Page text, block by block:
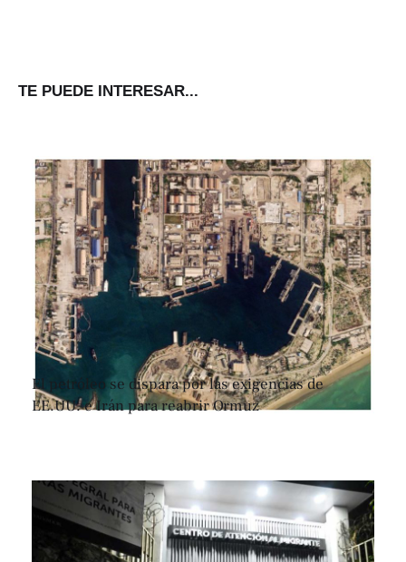
TE PUEDE INTERESAR...
El petróleo se dispara por las exigencias de
EE.UU. e Irán para reabrir Ormuz